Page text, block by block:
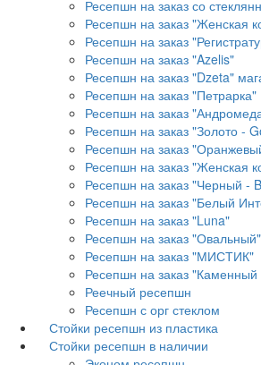
Ресепшн на заказ со
Ресепшн на заказ "Женская
Ресепшн на заказ
Ресепшн на заказ "Azelis"
Ресепшн на заказ "Dzeta"
Ресепшн на заказ "Петрарка"
Ресепшн на заказ
Ресепшн на заказ "Золото -
Ресепшн на заказ
Ресепшн на заказ "Женская
Ресепшн на заказ "Черный -
Ресепшн на заказ "Белый
Ресепшн на заказ "Luna"
Ресепшн на заказ "Овальный"
Ресепшн на заказ "МИСТИК"
Ресепшн на заказ
Реечный ресепшн
Ресепшн с орг стеклом
Стойки ресепшн из пластика
Стойки ресепшн в наличии